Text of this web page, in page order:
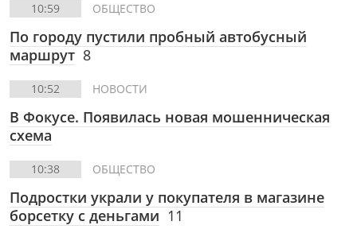
10:59 ОБЩЕСТВО
По городу пустили пробный автобусный
маршрут 8
10:52 НОВОСТИ
В Фокусе. Появилась новая мошенническая
схема
10:38 ОБЩЕСТВО
Подростки украли у покупателя в магазине
борсетку с деньгами 11